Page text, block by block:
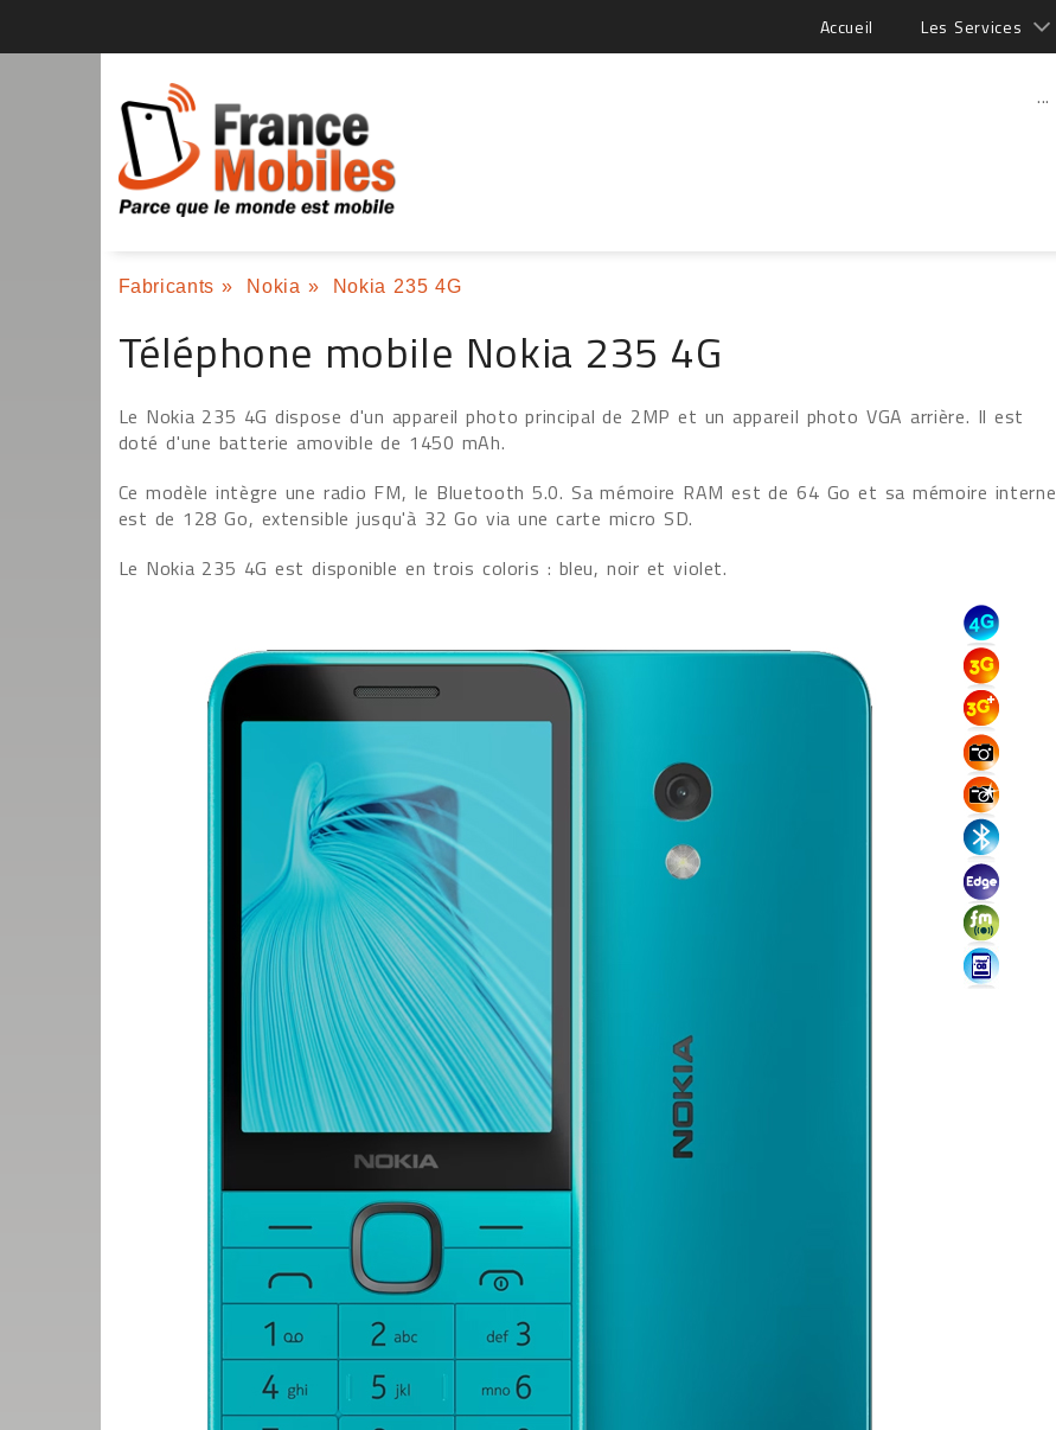
Accueil Les Services
...
Fabricants » Nokia » Nokia 235 4G
Téléphone mobile Nokia 235 4G
Le Nokia 235 4G dispose d'un appareil photo principal de 2MP et un appareil photo VGA arrière. Il est
doté d'une batterie amovible de 1450 mAh.
Ce modèle intègre une radio FM, le Bluetooth 5.0. Sa mémoire RAM est de 64 Go et sa mémoire interne
est de 128 Go, extensible jusqu'à 32 Go via une carte micro SD.
Le Nokia 235 4G est disponible en trois coloris : bleu, noir et violet.